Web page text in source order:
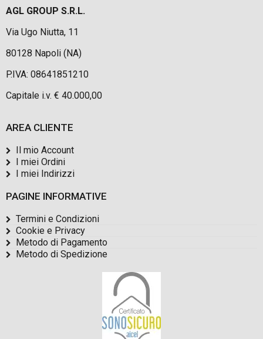
AGL GROUP S.R.L.
Via Ugo Niutta, 11
80128 Napoli (NA)
P.IVA: 08641851210
Capitale i.v. € 40.000,00
AREA CLIENTE
Il mio Account
I miei Ordini
I miei Indirizzi
PAGINE INFORMATIVE
Termini e Condizioni
Cookie e Privacy
Metodo di Pagamento
Metodo di Spedizione